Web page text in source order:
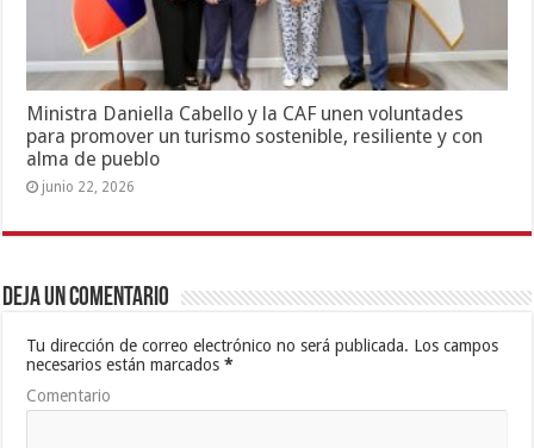
Ministra Daniella Cabello y la CAF unen voluntades
para promover un turismo sostenible, resiliente y con
alma de pueblo
junio 22, 2026
Deja un comentario
Tu dirección de correo electrónico no será publicada. Los campos
necesarios están marcados*
Comentario